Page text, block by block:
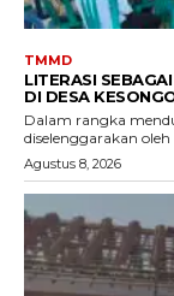
TMMD
LITERASI
DI DESA
Dalam rangka
diselenggarakan
Agustus 8, 2026